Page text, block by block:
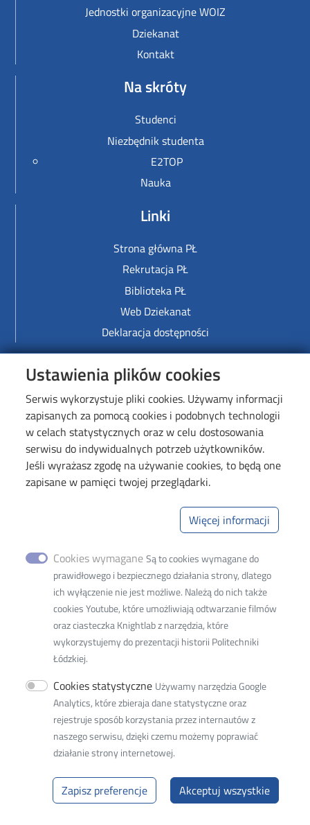
Ustawienia plików cookies
Serwis wykorzystuje pliki cookies. Używamy informacji
zapisanych za pomocą cookies i podobnych technologii
w celach statystycznych oraz w celu dostosowania
serwisu do indywidualnych potrzeb użytkowników.
Jeśli wyrażasz zgodę na używanie cookies, to będą one
zapisane w pamięci twojej przeglądarki.
Więcej informacji
Cookies wymagane Są to cookies wymagane do
prawidłowego i bezpiecznego działania strony, dlatego
ich wyłączenie nie jest możliwe. Należą do nich także
cookies Youtube, które umożliwiają odtwarzanie filmów
oraz ciasteczka Knightlab z narzędzia, które
wykorzystujemy do prezentacji historii Politechniki
Łódzkiej.
Cookies statystyczne Używamy narzędzia Google
Analytics, które zbieraja dane statystyczne oraz
rejestruje sposób korzystania przez internautów z
naszego serwisu, dzięki czemu możemy poprawiać
działanie strony internetowej.
Zapisz preferencje Akceptuj wszystkie
Image
Politechnika Łódzka
Wydział Organizacji i Zarządzania
93-005 Łódź, ul. Wólczańska 221
Adres do korespondencji:
90-924 Łódź
ul. Żeromskiego 116
Adres do doręczeń elektronicznych (ADE):AE:PL-
77859-99877-ERVVB-29
tel. 42 631 37 68
e-mail:w8w8d@adm.p.lodz.pl
adres ePUAP: /PolitLodz/W9
NIP: 727 002 18 95
Jednostki organizacyjne WOIZ
Dziekanat
Kontakt
Na skróty
Studenci
Niezbędnik studenta
E2TOP
Nauka
Linki
Strona główna PŁ
Rekrutacja PŁ
Biblioteka PŁ
Web Dziekanat
Deklaracja dostępności
© 2026Politechnika Łódzka